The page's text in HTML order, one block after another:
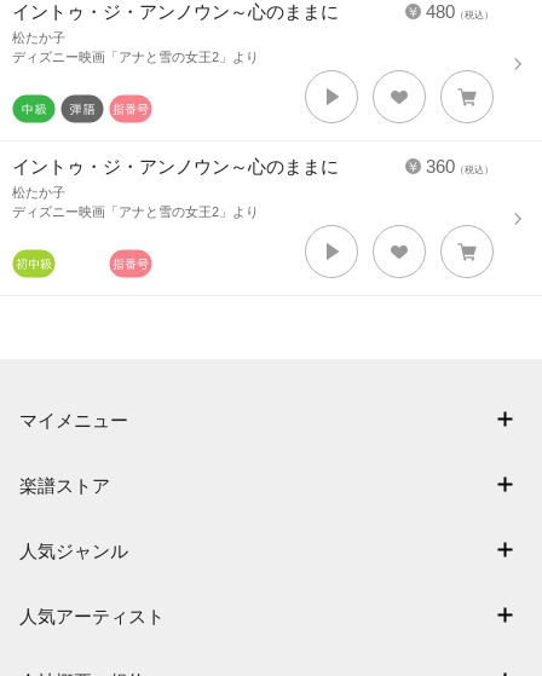
480 （税込）
イントゥ・ジ・アンノウン～心のままに
松たか子
ディズニー映画「アナと雪の女王2」より
360 （税込）
イントゥ・ジ・アンノウン～心のままに
松たか子
ディズニー映画「アナと雪の女王2」より
マイメニュー
退会はこちら
楽譜ストア
難易度別に探す
人気ジャンル
人気アーティスト